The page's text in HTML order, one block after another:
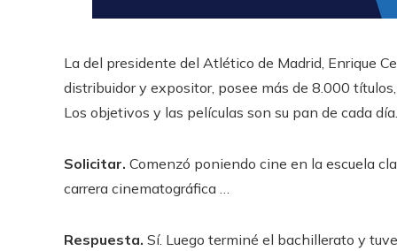
La del presidente del Atlético de Madrid, Enrique
distribuidor y expositor, posee más de 8.000
Los objetivos y las películas son su pan de cada día.
Solicitar. Comenzó poniendo cine en la escuela
carrera cinematográfica …
Respuesta. Sí. Luego terminé el bachillerato y